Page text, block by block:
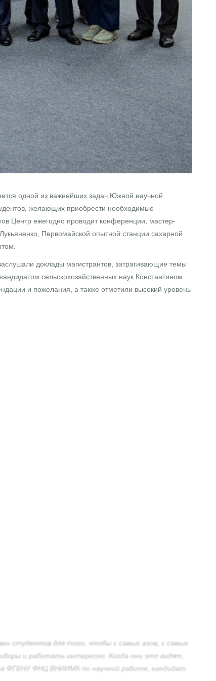
одной из важнейших задач Южной научной
желающих приобрести необходимые
Центр ежегодно проводит конференции, мастер-
Первомайской опытной станции сахарной
доклады магистрантов, затрагивающие темы
сельскохозяйственных наук Константином
и пожелания, а также отметили высокий уровень
студентов для того, чтобы с самых азов, с самых
и работать интересно. Когда они это видят,
ФГБНУ ФНЦ ВНИИМК по научной работе, кандидат